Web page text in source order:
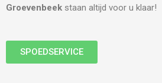
Groevenbeek staan altijd voor u klaar!
SPOEDSERVICE